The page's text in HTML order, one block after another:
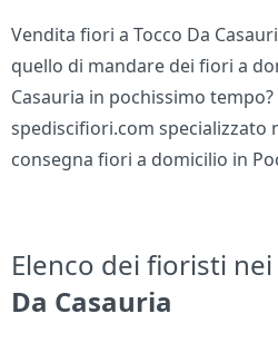
Vendita fiori a Tocco Da
quello di mandare dei fiori a
Casauria in pochissimo
spediscifiori.com specializzato
consegna fiori a domicilio in
Elenco dei fioristi
Da Casauria